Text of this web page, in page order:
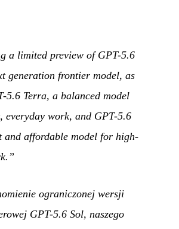
a limited preview of GPT-5.6
generation frontier model, as
5.6 Terra, a balanced model
everyday work, and GPT-5.6
and affordable model for high-
ograniczonej wersji
GPT-5.6 Sol, naszego